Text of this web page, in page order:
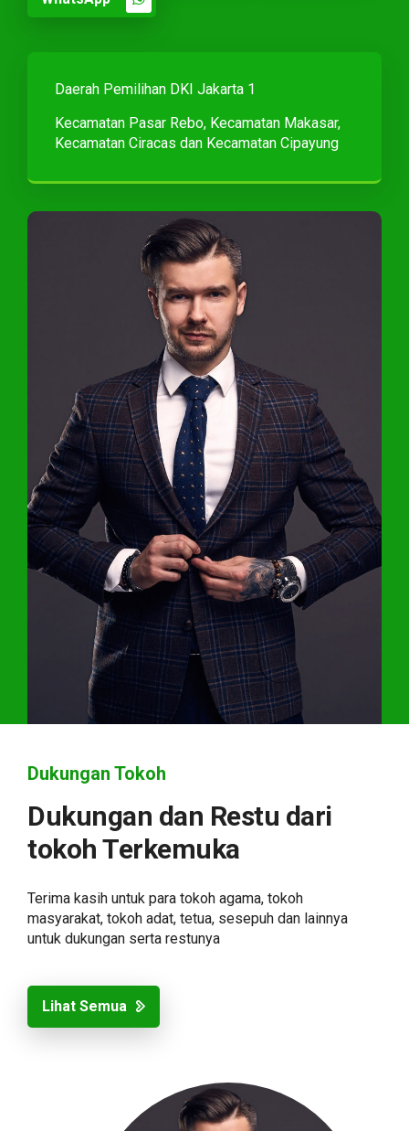
Daerah Pemilihan DKI Jakarta 1
Kecamatan Pasar Rebo, Kecamatan Makasar,
Kecamatan Ciracas dan Kecamatan Cipayung
Dukungan Tokoh
Dukungan dan Restu dari
tokoh Terkemuka
Terima kasih untuk para tokoh agama, tokoh
masyarakat, tokoh adat, tetua, sesepuh dan lainnya
untuk dukungan serta restunya
Lihat Semua